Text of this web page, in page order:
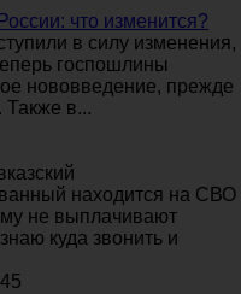
что изменится?
в силу изменения,
госпошлины
нововведение, прежде
Также в...
находится на СВО
не выплачивают
куда звонить и